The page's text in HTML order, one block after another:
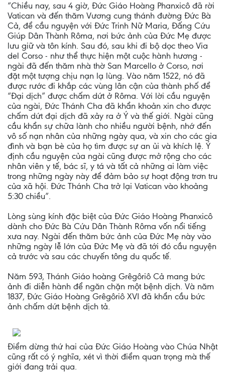
“Chiều nay, sau 4 giờ, Đức Giáo Hoàng Phanxicô đã rời
Vatican và đến thăm Vương cung thánh đường Đức Bà
Cả, để cầu nguyện với Đức Trinh Nữ Maria, Đấng Cứu
Giúp Dân Thành Rôma, nơi bức ảnh của Đức Mẹ được
lưu giữ và tôn kính. Sau đó, sau khi đi bộ dọc theo Via
del Corso - như thể thực hiện một cuộc hành hương -
ngài đã đến thăm nhà thờ San Marcello ở Corso, nơi
đặt một tượng chịu nạn lạ lùng. Vào năm 1522, nó đã
được rước đi khắp các vùng lân cận của thành phố để
“Đại dịch” được chấm dứt ở Rôma. Với lời cầu nguyện
của ngài, Đức Thánh Cha đã khẩn khoản xin cho được
chấm dứt đại dịch đã xảy ra ở Ý và thế giới. Ngài cũng
cầu khẩn sự chữa lành cho nhiều người bệnh, nhớ đến
vô số nạn nhân của những ngày qua, và xin cho các gia
đình và bạn bè của họ tìm được sự an ủi và khích lệ. Ý
định cầu nguyện của ngài cũng được mở rộng cho các
nhân viên y tế, bác sĩ, y tá và tất cả những ai làm việc
trong những ngày này để đảm bảo sự hoạt động trơn tru
của xã hội. Đức Thánh Cha trở lại Vatican vào khoảng
5:30 chiều”.
Lòng sùng kính đặc biệt của Đức Giáo Hoàng Phanxicô
dành cho Đức Bà Cứu Dân Thành Rôma vốn nổi tiếng
xưa nay. Ngài đến thăm bức ảnh của Đức Mẹ này vào
những ngày lễ lớn của Đức Mẹ và đã tới đó cầu nguyện
cả trước và sau các chuyến tông du quốc tế.
Năm 593, Thánh Giáo hoàng Grêgôriô Cả mang bức
ảnh đi diễn hành để ngăn chặn một bệnh dịch. Và năm
1837, Đức Giáo Hoàng Grêgôriô XVI đã khẩn cầu bức
ảnh chấm dứt bệnh dịch tả.
Điểm dừng thứ hai của Đức Giáo Hoàng vào Chúa Nhật
cũng rất có ý nghĩa, xét vì thời điểm quan trọng mà thế
giới đang trải qua.